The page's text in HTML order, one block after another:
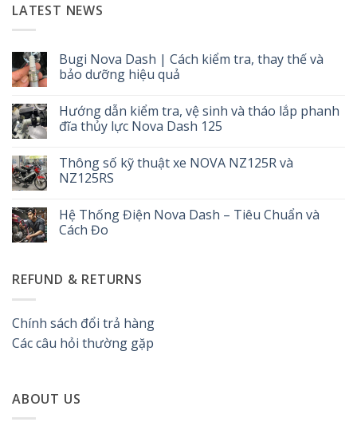
LATEST NEWS
Bugi Nova Dash | Cách kiểm tra, thay thế và
bảo dưỡng hiệu quả
bình
luận
ở
Dash
|
Cách
thay
thế
và
quả
Hướng dẫn kiểm tra, vệ sinh và tháo lắp phanh
đĩa thủy lực Nova Dash 125
bình
luận
ở
kiểm
tra,
vệ
lắp
phanh
lực
Nova
Dash
125
Thông số kỹ thuật xe NOVA NZ125R và
NZ125RS
bình
luận
ở
thuật
xe
và
NZ125RS
Hệ Thống Điện Nova Dash – Tiêu Chuẩn và
Cách Đo
luận
ở
Điện
Nova
Dash
–
Cách
Đo
REFUND & RETURNS
Chính sách đổi trả hàng
Các câu hỏi thường gặp
ABOUT US